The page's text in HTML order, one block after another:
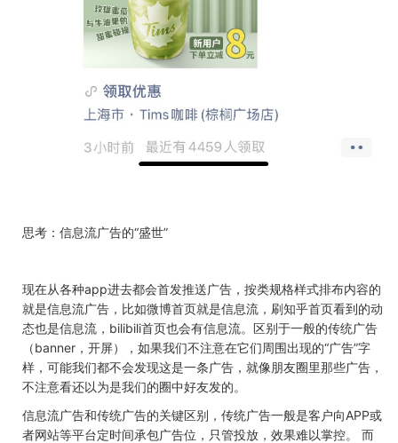
思考：信息流广告的“盛世”
现在从各种app进去都会首发推送广告，按类规格样式排布内容的
就是信息流广告，比如微博首页就是信息流，刷知乎首页看到的动
态也是信息流，bilibili首页也会有信息流。区别于一般的传统广告
（banner，开屏），如果我们不注意在它们周围出现的“广告”字
样，可能我们都不会发现这是一条广告，就像朋友圈里那些广告，
不注意看还以为是我们的圈中好友发的。
信息流广告和传统广告的关键区别，传统广告一般是客户向APP或
者网站等平台定时间承包广告位，只管投放，效果难以掌控。 而